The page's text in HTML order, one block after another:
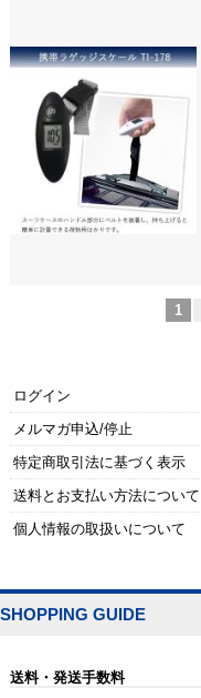
1
ログイン
メルマガ申込/停止
特定商取引法に基づく表示
送料とお支払い方法について
個人情報の取扱いについて
SHOPPING GUIDE
送料・発送手数料